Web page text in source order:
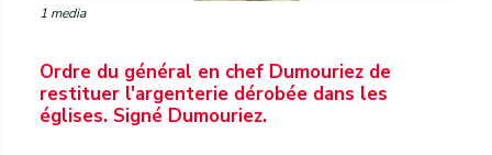
1 media
Ordre du général en chef Dumouriez de
restituer l'argenterie dérobée dans les
églises. Signé Dumouriez.